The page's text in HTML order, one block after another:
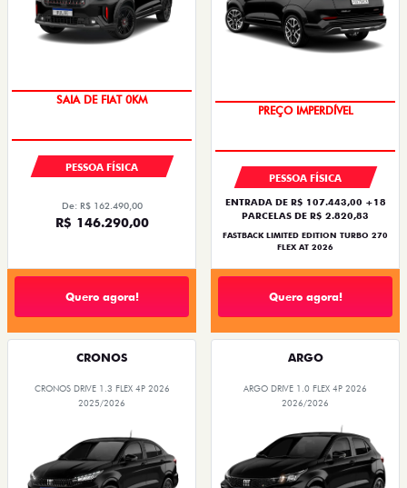
SAIA DE FIAT 0KM
PESSOA FÍSICA
De: R$ 162.490,00
R$ 146.290,00
Quero agora!
PREÇO IMPERDÍVEL
PESSOA FÍSICA
ENTRADA DE R$ 107.443,00 +18
PARCELAS DE R$ 2.820,83
FASTBACK LIMITED EDITION TURBO 270
FLEX AT 2026
Quero agora!
CRONOS
CRONOS DRIVE 1.3 FLEX 4P 2026
2025/2026
ARGO
ARGO DRIVE 1.0 FLEX 4P 2026
2026/2026